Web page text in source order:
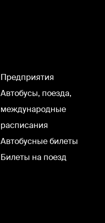
Предприятия
Автобусы, поезда,
международные
расписания
Автобусные билеты
Билеты на поезд